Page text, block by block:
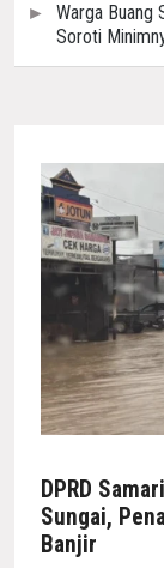
Warga Buang
Soroti
DPRD
Sungai,
Banjir